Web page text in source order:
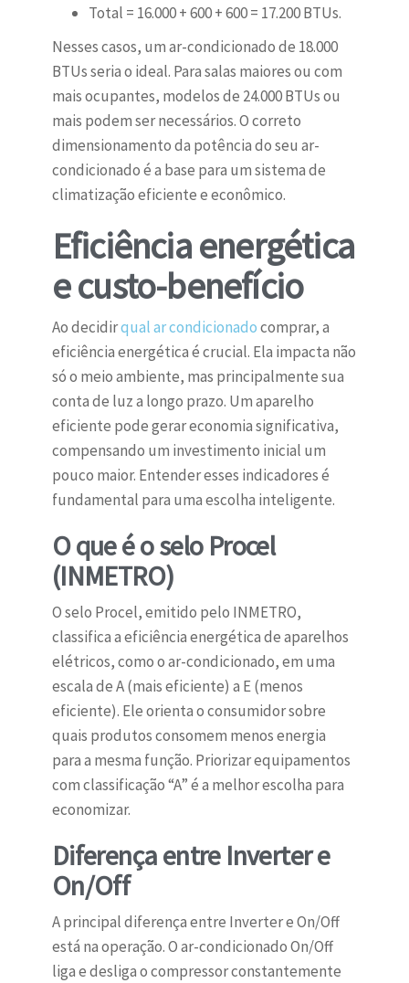
Total = 16.000 + 600 + 600 = 17.200 BTUs.
Nesses casos, um ar-condicionado de 18.000
BTUs seria o ideal. Para salas maiores ou com
mais ocupantes, modelos de 24.000 BTUs ou
mais podem ser necessários. O correto
dimensionamento da potência do seu ar-
condicionado é a base para um sistema de
climatização eficiente e econômico.
Eficiência energética
e custo-benefício
Ao decidirqual ar condicionadocomprar, a
eficiência energética é crucial. Ela impacta não
só o meio ambiente, mas principalmente sua
conta de luz a longo prazo. Um aparelho
eficiente pode gerar economia significativa,
compensando um investimento inicial um
pouco maior. Entender esses indicadores é
fundamental para uma escolha inteligente.
O que é o selo Procel
(INMETRO)
O selo Procel, emitido pelo INMETRO,
classifica a eficiência energética de aparelhos
elétricos, como o ar-condicionado, em uma
escala de A (mais eficiente) a E (menos
eficiente). Ele orienta o consumidor sobre
quais produtos consomem menos energia
para a mesma função. Priorizar equipamentos
com classificação “A” é a melhor escolha para
economizar.
Diferença entre Inverter e
On/Off
A principal diferença entre Inverter e On/Off
está na operação. O ar-condicionado On/Off
liga e desliga o compressor constantemente